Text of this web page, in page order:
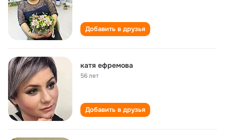
Добавить в друзья
катя ефремова
56 лет
Добавить в друзья